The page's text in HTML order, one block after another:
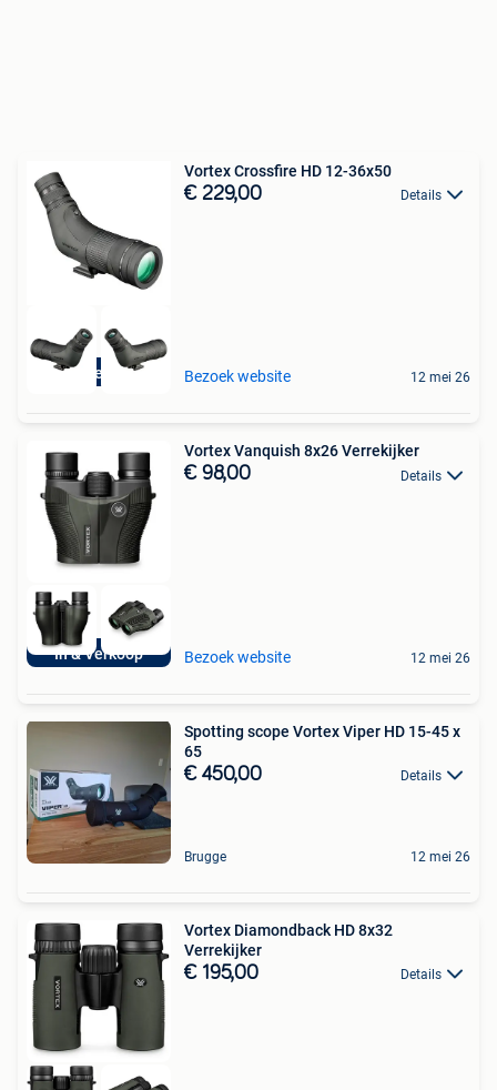
In & Verkoop
Vortex Crossfire HD 12-36x50
€ 229,00 Details
Bezoek website 12 mei 26
In & Verkoop
Vortex Vanquish 8x26 Verrekijker
€ 98,00 Details
Bezoek website 12 mei 26
Spotting scope Vortex Viper HD 15-45 x
65
€ 450,00 Details
Brugge 12 mei 26
Vortex Diamondback HD 8x32
Verrekijker
€ 195,00 Details